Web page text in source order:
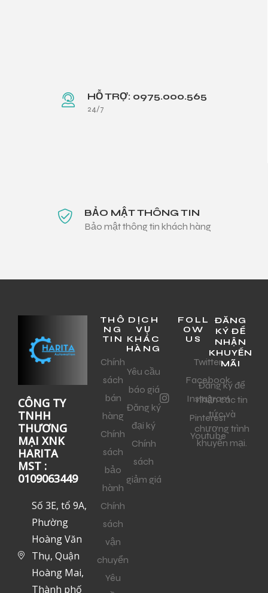
HỖ TRỢ: 0975.000.565
24/7
BẢO MẬT THÔNG TIN
Bảo mật thông tin khách hàng
CÔNG TY
TNHH
THƯƠNG
MẠI XNK
HARITA
MST :
0109063449
Số 3E, tổ 9A,
Phường
Hoàng Văn
Thụ, Quận
Hoàng Mai,
Thành phố
THÔ
NG
TIN
Chính
sách
bán
hàng
Chính
sách
bảo
hành
Chính
sách
vận
chuyển
Yêu
DỊCH
VỤ
KHÁC
HÀNG
Yêu cầu
báo giá
Đăng ký
đại ký
Chính
sách
giảm giá
FOLL
OW
US
Twitter
Facebook
Instagram
Pinterest
Youtube
ĐĂNG
KÝ ĐỂ
NHẬN
KHUYẾN
MÃI
Đăng ký để
nhận các tin
tức và
chương trình
khuyến mại.